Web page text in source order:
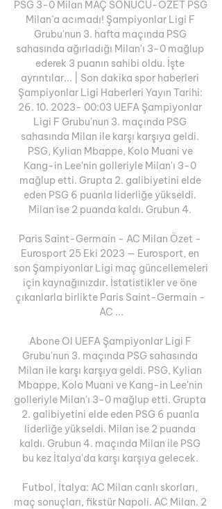
PSG 3-0 Milan MAÇ SONUCU-ÖZET PSG
Milan’a acımadı! Şampiyonlar Ligi F
Grubu'nun 3. hafta maçında PSG
sahasında ağırladığı Milan'ı 3-0 mağlup
ederek 3 puanın sahibi oldu. İşte
ayrıntılar... | Son dakika spor haberleri
Şampiyonlar Ligi Haberleri Yayın Tarihi:
26. 10. 2023- 00:03 UEFA Şampiyonlar
Ligi F Grubu'nun 3. maçında PSG
sahasında Milan ile karşı karşıya geldi.
PSG, Kylian Mbappe, Kolo Muani ve
Kang-in Lee'nin golleriyle Milan'ı 3-0
mağlup etti. Grupta 2. galibiyetini elde
eden PSG 6 puanla liderliğe yükseldi.
Milan ise 2 puanda kaldı. Grubun 4.
Paris Saint-Germain - AC Milan Özet -
Eurosport 25 Eki 2023 — Eurosport, en
son Şampiyonlar Ligi maç güncellemeleri
için kaynağınızdır. İstatistikler ve öne
çıkanlarla birlikte Paris Saint-Germain -
AC ...
Abone Ol UEFA Şampiyonlar Ligi F
Grubu'nun 3. maçında PSG sahasında
Milan ile karşı karşıya geldi. PSG, Kylian
Mbappe, Kolo Muani ve Kang-in Lee'nin
golleriyle Milan'ı 3-0 mağlup etti. Grupta
2. galibiyetini elde eden PSG 6 puanla
liderliğe yükseldi. Milan ise 2 puanda
kaldı. Grubun 4. maçında Milan ile PSG
bu kez İtalya'da karşı karşıya gelecek.
Futbol, İtalya: AC Milan canlı skorları,
maç sonuçları, fikstür Napoli. AC Milan. 2